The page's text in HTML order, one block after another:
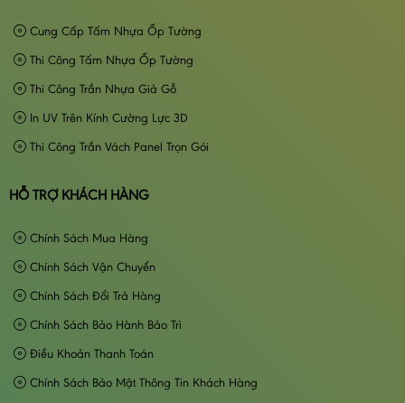
Cung Cấp Tấm Nhựa Ốp Tường
Thi Công Tấm Nhựa Ốp Tường
Thi Công Trần Nhựa Giả Gỗ
In UV Trên Kính Cường Lực 3D
Thi Công Trần Vách Panel Trọn Gói
HỖ TRỢ KHÁCH HÀNG
Chính Sách Mua Hàng
Chính Sách Vận Chuyển
Chính Sách Đổi Trả Hàng
Chính Sách Bảo Hành Bảo Trì
Điều Khoản Thanh Toán
Chính Sách Bảo Mật Thông Tin Khách Hàng